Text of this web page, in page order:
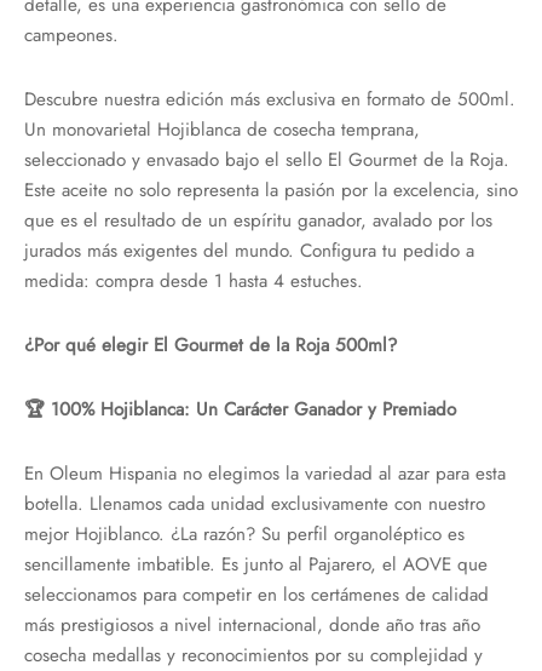
campeones.
Descubre nuestra edición más exclusiva en formato de 500ml.
Un monovarietal Hojiblanca de cosecha temprana,
seleccionado y envasado bajo el sello El Gourmet de la Roja.
Este aceite no solo representa la pasión por la excelencia, sino
que es el resultado de un espíritu ganador, avalado por los
jurados más exigentes del mundo. Configura tu pedido a
medida: compra desde 1 hasta 4 estuches.
¿Por qué elegir El Gourmet de la Roja 500ml?
🏆 100% Hojiblanca: Un Carácter Ganador y Premiado
En Oleum Hispania no elegimos la variedad al azar para esta
botella. Llenamos cada unidad exclusivamente con nuestro
mejor Hojiblanco. ¿La razón? Su perfil organoléptico es
sencillamente imbatible. Es junto al Pajarero, el AOVE que
seleccionamos para competir en los certámenes de calidad
más prestigiosos a nivel internacional, donde año tras año
cosecha medallas y reconocimientos por su complejidad y